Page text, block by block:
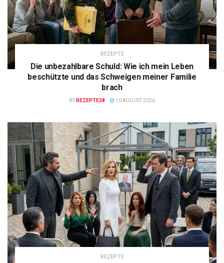
REZEPTE
Die unbezahlbare Schuld: Wie ich mein Leben
beschützte und das Schweigen meiner Familie
brach
BY REZEPTE38 10 AUGUST 2026
REZEPTE